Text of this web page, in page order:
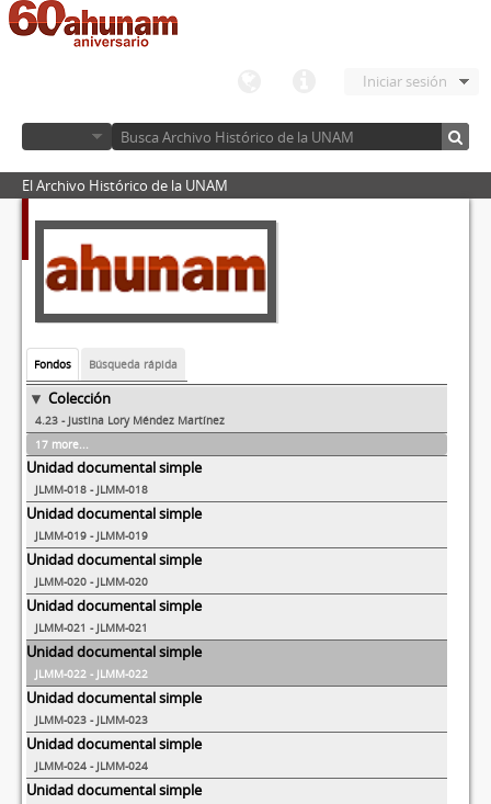
Iniciar sesión
El Archivo Histórico de la UNAM
Fondos Búsqueda rápida
Colección
4.23 - Justina Lory Méndez Martínez
17 more...
Unidad documental simple
JLMM-018 - JLMM-018
Unidad documental simple
JLMM-019 - JLMM-019
Unidad documental simple
JLMM-020 - JLMM-020
Unidad documental simple
JLMM-021 - JLMM-021
Unidad documental simple
JLMM-022 - JLMM-022
Unidad documental simple
JLMM-023 - JLMM-023
Unidad documental simple
JLMM-024 - JLMM-024
Unidad documental simple